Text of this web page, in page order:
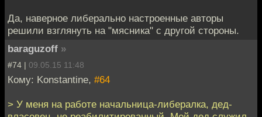
Да, наверное либерально настроенные авторы
решили взглянуть на "мясника" с другой стороны.
baraguzoff »
#74 | 09.05.15 11:48
Кому: Konstantine, #64
> У меня на работе начальница-либералка, дед-